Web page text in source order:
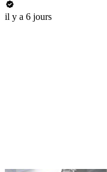
il y a 6 jours